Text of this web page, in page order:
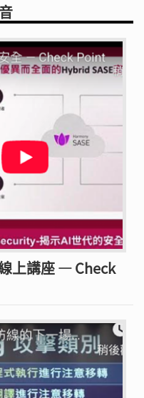
上講座 — Check